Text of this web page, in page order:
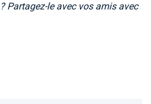
Partagez-le avec vos amis avec